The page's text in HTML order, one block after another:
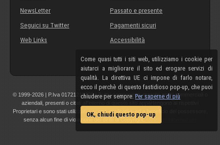
Come quasi tutti i siti web, utilizziamo i cookie per
aiutarci a migliorare il sito ed erogare servizi di
qualità. La direttiva UE ci impone di farlo notare,
ecco il perchè di questo fastidioso pop-up, che puoi
chiudere per sempre.Per saperne di più
OK, chiudi questo pop-up
NewsLetter
Seguici su Twitter
Web Links
Passato e presente
Pagamenti sicuri
Accessibilità
© 1999-2026 | P.Iva 01721210308 | Tutti i componenti, marchi, nomi commerciali o
aziendali, presenti o citati all'interno di questo sito appartengono ai rispettivi
Proprietari e sono stati utilizzati a scopo esplicativo ed a beneficio del possessore,
senza alcun fine di violazione dei diritti di Copyright.
Maggiori informazioni